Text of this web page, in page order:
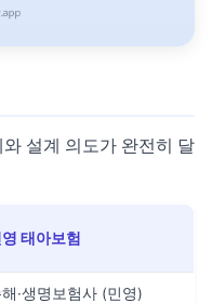
설계 의도가 완전히 달
태아보험
·생명보험사 (민영)